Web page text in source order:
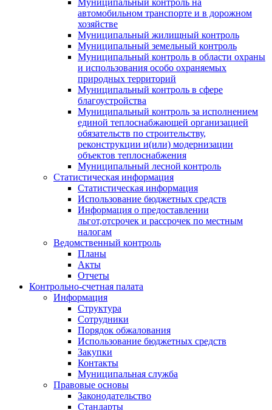
Муниципальный контроль на
автомобильном транспорте и в дорожном
хозяйстве
Муниципальный жилищный контроль
Муниципальный земельный контроль
Муниципальный контроль в области охраны
и использования особо охраняемых
природных территорий
Муниципальный контроль в сфере
благоустройства
Муниципальный контроль за исполнением
единой теплоснабжающей организацией
обязательств по строительству,
реконструкции и(или) модернизации
объектов теплоснабжения
Муниципальный лесной контроль
Статистическая информация
Статистическая информация
Использование бюджетных средств
Информация о предоставлении
льгот,отсрочек и рассрочек по местным
налогам
Ведомственный контроль
Планы
Акты
Отчеты
Контрольно-счетная палата
Информация
Структура
Сотрудники
Порядок обжалования
Использование бюджетных средств
Закупки
Контакты
Муниципальная служба
Правовые основы
Законодательство
Стандарты